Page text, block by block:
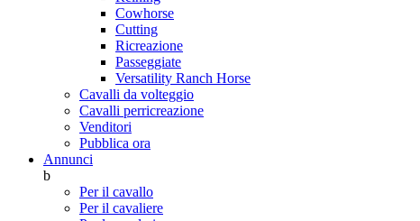
Cowhorse
Cutting
Ricreazione
Passeggiate
Versatility Ranch Horse
Cavalli da volteggio
Cavalli perricreazione
Venditori
Pubblica ora
Annunci
b
Per il cavallo
Per il cavaliere